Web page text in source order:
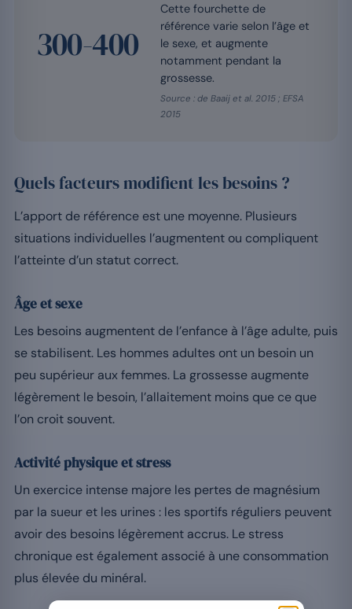
300-400
Cette fourchette de
référence varie selon l’âge et
le sexe, et augmente
notamment pendant la
grossesse.
Source : de Baaij et al. 2015 ; EFSA
2015
Quels facteurs modifient les besoins ?
L’apport de référence est une moyenne. Plusieurs
situations individuelles l’augmentent ou compliquent
l’atteinte d’un statut correct.
Âge et sexe
Les besoins augmentent de l’enfance à l’âge adulte, puis
se stabilisent. Les hommes adultes ont un besoin un
peu supérieur aux femmes. La grossesse augmente
légèrement le besoin, l’allaitement moins que ce que
l’on croit souvent.
Activité physique et stress
Un exercice intense majore les pertes de magnésium
par la sueur et les urines : les sportifs réguliers peuvent
avoir des besoins légèrement accrus. Le stress
chronique est également associé à une consommation
plus élevée du minéral.